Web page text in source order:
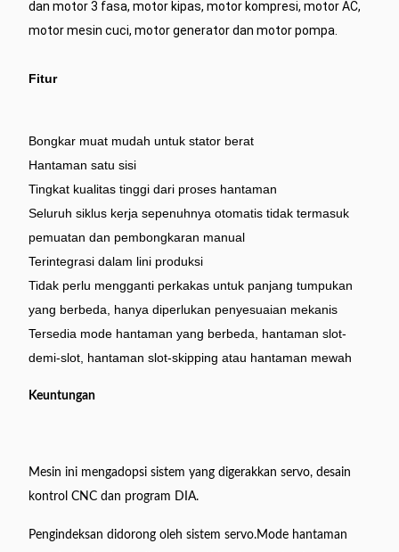
dan motor 3 fasa, motor kipas, motor kompresi, motor AC,
motor mesin cuci, motor generator dan motor pompa.
Fitur
Bongkar muat mudah untuk stator berat
Hantaman satu sisi
Tingkat kualitas tinggi dari proses hantaman
Seluruh siklus kerja sepenuhnya otomatis tidak termasuk
pemuatan dan pembongkaran manual
Terintegrasi dalam lini produksi
Tidak perlu mengganti perkakas untuk panjang tumpukan
yang berbeda, hanya diperlukan penyesuaian mekanis
Tersedia mode hantaman yang berbeda, hantaman slot-
demi-slot, hantaman slot-skipping atau hantaman mewah
Keuntungan
Mesin ini mengadopsi sistem yang digerakkan servo, desain
kontrol CNC dan program DIA.
Pengindeksan didorong oleh sistem servo.Mode hantaman